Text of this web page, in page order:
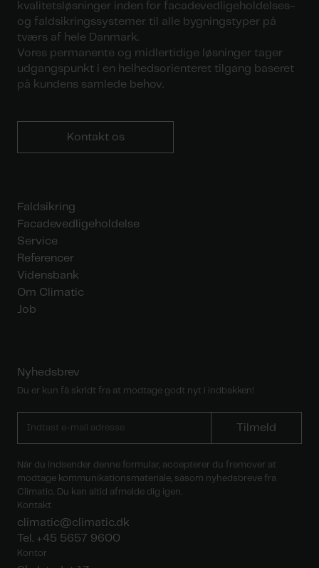
kvalitetsløsninger inden for facadevedligeholdelses-
og faldsikringssystemer til alle bygningstyper på
tværs af hele Danmark.
Vores permanente og midlertidige løsninger tager
udgangspunkt i en helhedsorienteret tilgang baseret
på kundens samlede behov.
Kontakt os
Faldsikring
Facadevedligeholdelse
Service
Referencer
Vidensbank
Om Climatic
Job
Nyhedsbrev
Du er kun få skridt fra at modtage godt nyt i indbakken!
Tilmeld
Når du indsender denne formular, accepterer du fremover at
modtage kommunikationsmateriale, såsom nyhedsbreve fra
Climatic. Du kan altid afmelde dig igen.
Kontakt
climatic@climatic.dk
Tel. +45 5657 9600
Kontor